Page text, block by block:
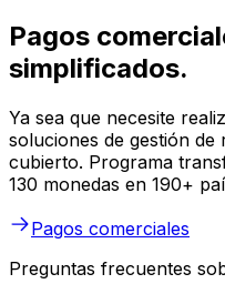
Pagos
simplificados.
Ya sea que necesite
soluciones de gestión de
cubierto. Programa
130 monedas en 190+
Pagos comerciales
Preguntas frecuentes